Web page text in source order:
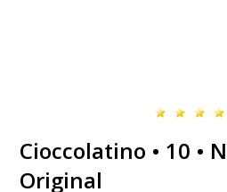
Cioccolatino • 10 •
Original